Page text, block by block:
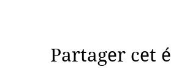
Partager cet